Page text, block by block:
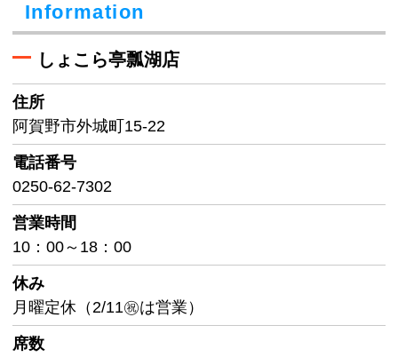
Information
しょこら亭瓢湖店
住所
阿賀野市外城町15-22
電話番号
0250-62-7302
営業時間
10：00～18：00
休み
月曜定休（2/11㊗は営業）
席数